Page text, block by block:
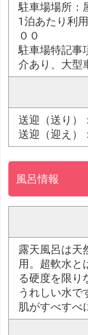
駐車場場所：
1泊あたり利
００
駐車場特記事
介あり、大型
送迎（送り）
送迎（迎え）
風呂情報
露天風呂は天
用。超軟水と
る硬度を限り
うれしい水で
肌がすべすべ